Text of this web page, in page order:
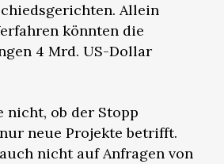
Allein
könnten die
4 Mrd. US-Dollar
nicht, ob der Stopp
neue Projekte betrifft.
nicht auf Anfragen von